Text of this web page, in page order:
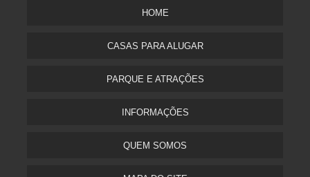
HOME
CASAS PARA ALUGAR
PARQUE E ATRAÇÕES
INFORMAÇÕES
QUEM SOMOS